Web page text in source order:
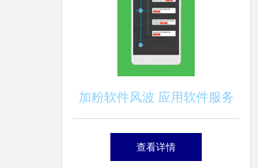
加粉软件风波 应用软件服务
的流量迷思与道义长路
查看详情